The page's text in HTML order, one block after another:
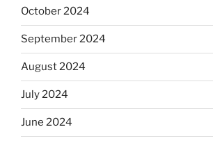
October 2024
September 2024
August 2024
July 2024
June 2024